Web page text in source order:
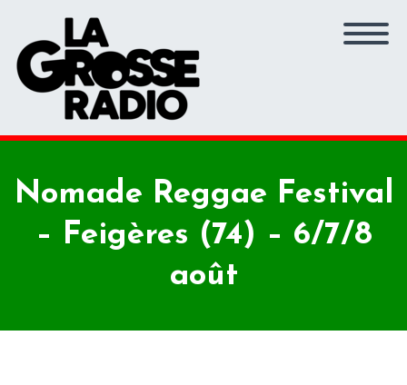
Nomade Reggae Festival
– Feigères (74) – 6/7/8
août